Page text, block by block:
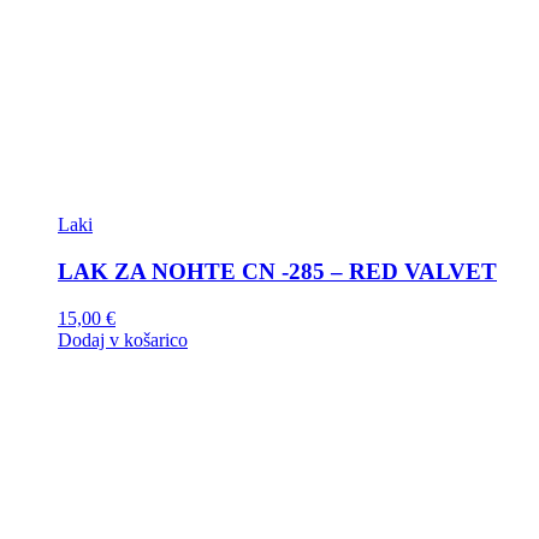
Laki
LAK ZA NOHTE CN -285 – RED VALVET
15,00 €
Dodaj v košarico